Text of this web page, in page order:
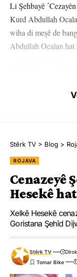
Li Şehbayê
Kurd Abdullah
wiha di meşê de
Abdullah Ocalan
Meş ji rêya di
Ehdasê de dest pê
Ocalan û pankartên
gelan eˊ hildan.
Meş heta Parka
vir endama Însiyatîfa
Stêrk TV > Blog >
ROJAVA
Cenazeyê
Hesekê
Xelkê Hesekê
Goristana Şehîd
Stêrk TV